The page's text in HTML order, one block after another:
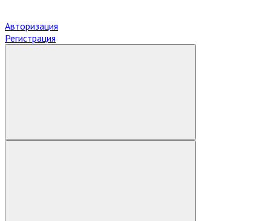
Авторизация
Регистрация